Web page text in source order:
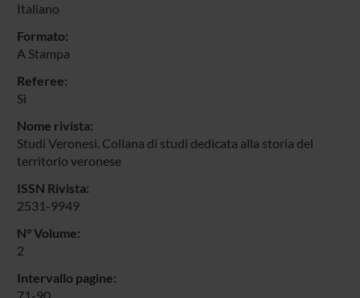
Italiano
Formato:
A Stampa
Referee:
Sì
Nome rivista:
Studi Veronesi. Collana di studi dedicata alla storia del
territorio veronese
ISSN Rivista:
2531-9949
N° Volume:
2
Intervallo pagine: